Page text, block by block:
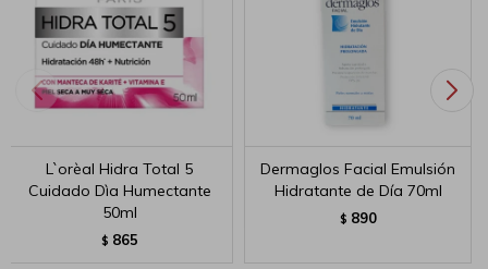
L`orèal Hidra Total 5
Cuidado Dìa Humectante
50ml
$ 865
Dermaglos Facial Emulsión
Hidratante de Día 70ml
$ 890